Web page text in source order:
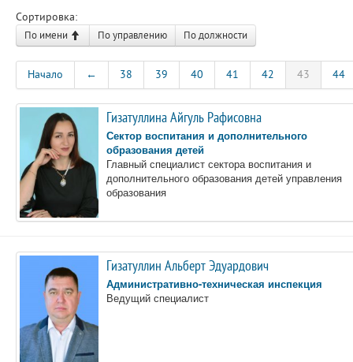
Сортировка:
По имени По управлению По должности
Начало ← 38 39 40 41 42 43 44
Гизатуллина Айгуль Рафисовна
Сектор воспитания и дополнительного
образования детей
Главный специалист сектора воспитания и
дополнительного образования детей управления
образования
Гизатуллин Альберт Эдуардович
Административно-техническая инспекция
Ведущий специалист